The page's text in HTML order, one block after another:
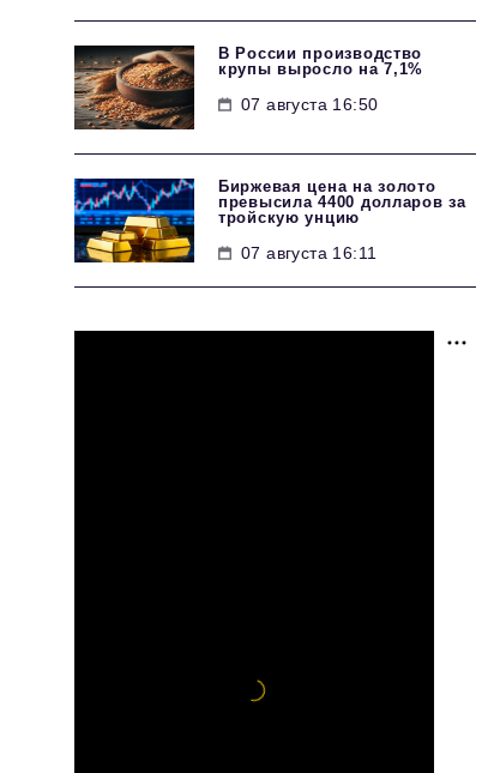
В России производство
крупы выросло на 7,1%
07 августа 16:50
Биржевая цена на золото
превысила 4400 долларов за
тройскую унцию
07 августа 16:11